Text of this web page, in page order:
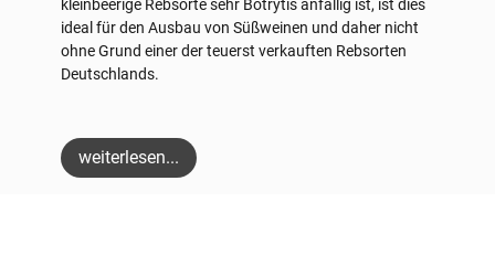
kleinbeerige Rebsorte sehr Botrytis anfällig ist, ist dies
ideal für den Ausbau von Süßweinen und daher nicht
ohne Grund einer der teuerst verkauften Rebsorten
Deutschlands.
weiterlesen...